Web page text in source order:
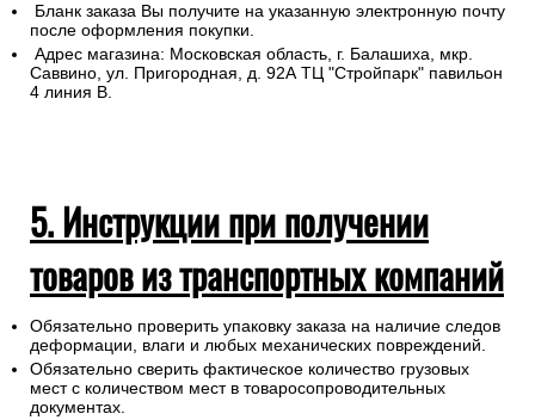
Бланк заказа Вы получите на указанную электронную почту
после оформления покупки.
Адрес магазина: Московская область, г. Балашиха, мкр.
Саввино, ул. Пригородная, д. 92А ТЦ "Стройпарк" павильон
4 линия В.
5. Инструкции при получении
товаров из транспортных компаний
Обязательно проверить упаковку заказа на наличие следов
деформации, влаги и любых механических повреждений.
Обязательно сверить фактическое количество грузовых
мест с количеством мест в товаросопроводительных
документах.